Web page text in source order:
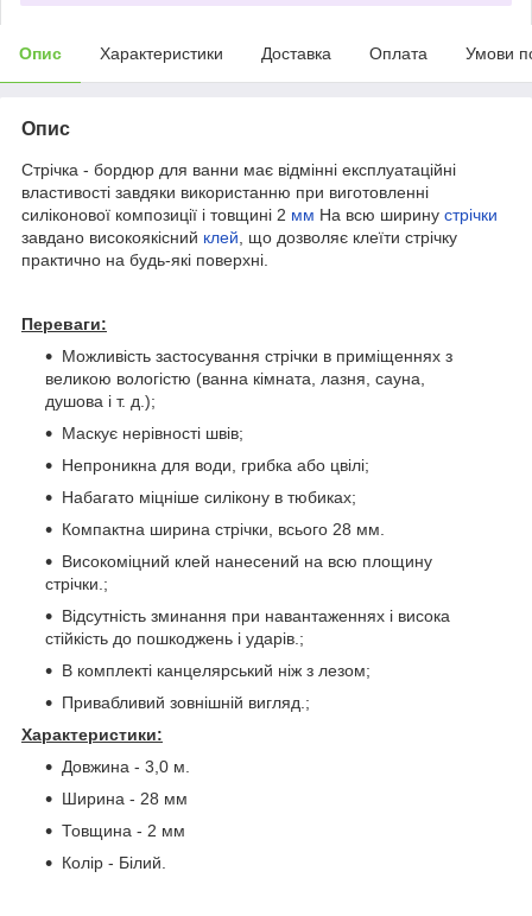
Опис Характеристики Доставка Оплата Умови
Опис
Стрічка - бордюр для ванни має відмінні експлуатаційні
властивості завдяки використанню при виготовленні
силіконової композиції і товщині 2 мм На всю ширину стрічки
завдано високоякісний клей , що дозволяє клеїти стрічку
практично на будь-які поверхні.
Переваги:
Можливість застосування стрічки в приміщеннях з
великою вологістю (ванна кімната, лазня, сауна,
душова і т. д.);
Маскує нерівності швів;
Непроникна для води, грибка або цвілі;
Набагато міцніше силікону в тюбиках;
Компактна ширина стрічки, всього 28 мм.
Високоміцний клей нанесений на всю площину
стрічки.;
Відсутність зминання при навантаженнях і висока
стійкість до пошкоджень і ударів.;
В комплекті канцелярський ніж з лезом;
Привабливий зовнішній вигляд.;
Характеристики:
Довжина - 3,0 м.
Ширина - 28 мм
Товщина - 2 мм
Колір - Білий.